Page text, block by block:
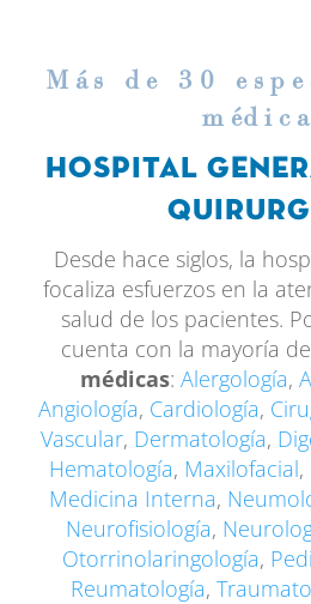
M ás de 30
m é
Hospital
Desde hace siglos, la
focaliza esfuerzos en la
salud de los pacientes.
cuenta con la mayoría de
médicas: Alergología,
Angiología, Cardiología,
Vascular, Dermatología,
Hematología, Maxilofacial,
Medicina Interna,
Neurofisiología,
Otorrinolaringología,
Reumatología,